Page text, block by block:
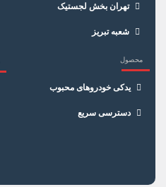
تهران بخش لجستیک
شعبه تبریز
محصول
یدکی خودروهای محبوب
دسترسی سریع